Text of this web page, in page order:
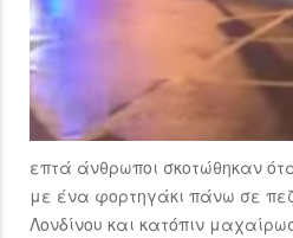
επτά άνθρωποι σκοτώθηκαν
με ένα φορτηγάκι πάνω σε
Λονδίνου και κατόπιν